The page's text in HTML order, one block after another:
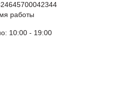
работы
10:00 - 19:00